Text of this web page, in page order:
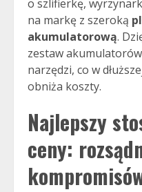
o szlifierkę,
na markę z szeroką
akumulatorową.
zestaw akumulatorów
narzędzi, co w
obniża koszty.
Najlepszy
ceny: